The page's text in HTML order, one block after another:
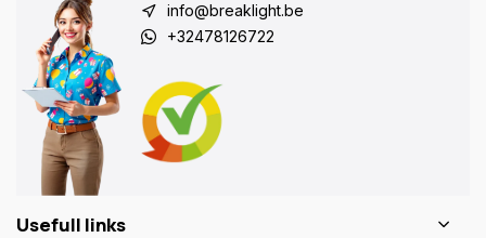
info@breaklight.be
+32478126722
Usefull links